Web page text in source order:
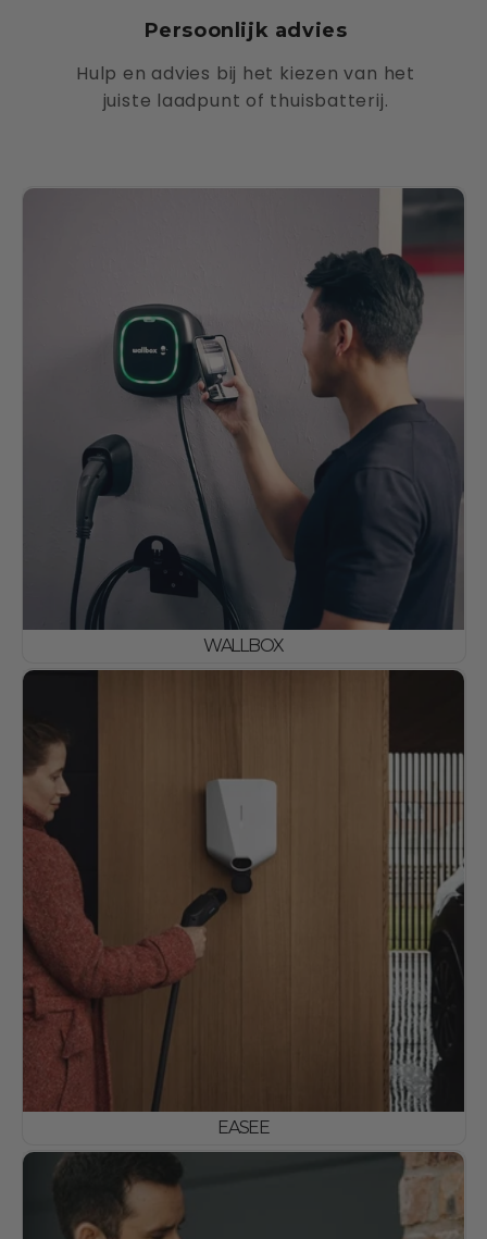
Persoonlijk advies
Hulp en advies bij het kiezen van het
juiste laadpunt of thuisbatterij.
WALLBOX
EASEE